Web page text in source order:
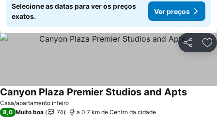
Selecione as datas para ver os preços
exatos.
Ver preços
Partilhar
Casa/apartamento inteiro
Canyon Plaza Premier Studios and AptsVer
8,0 Muito boa 74 a 0.7 km de Centro da cidade